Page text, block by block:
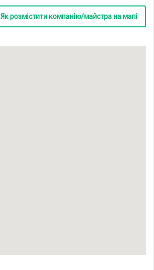
Як розмістити компанію/майстра на мапі